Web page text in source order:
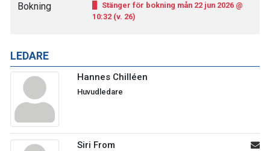
LEDARE
Hannes Chilléen
Huvudledare
Siri From
Bokning
Stänger för bokning mån 22 jun 2026 @
10:32 (v. 26)